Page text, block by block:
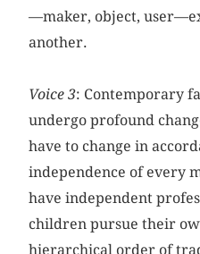
—maker, object,
another.
Voice 3: Contemporary
undergo profound
have to change in
independence of every
have independent
children pursue their
hierarchical order of